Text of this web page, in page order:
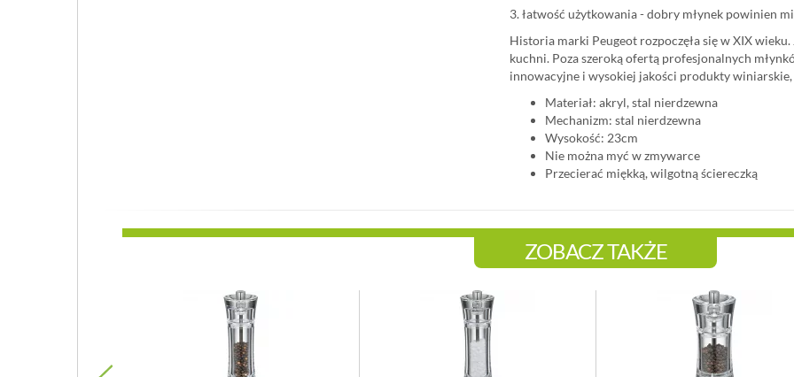
3. łatwość użytkowania - dobry młynek powinien
Historia marki Peugeot rozpoczęła się w XIX
kuchni. Poza szeroką ofertą profesjonalnych
innowacyjne i wysokiej jakości produkty
Materiał: akryl, stal nierdzewna
Mechanizm: stal nierdzewna
Wysokość: 23cm
Nie można myć w zmywarce
Przecierać miękką, wilgotną ściereczką
ZOBACZ TAKŻE